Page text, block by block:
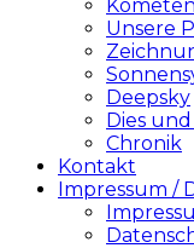
Kometen
Unsere
Deepsky
Dies und
Chronik
Kontakt
Impressum /